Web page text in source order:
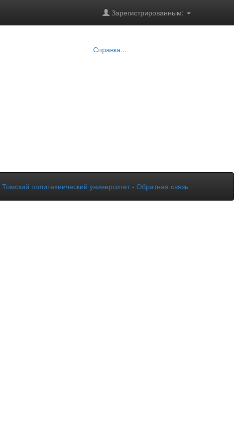
Зарегистрированным:
Справка...
Томский политехнический университет - Обратная связь